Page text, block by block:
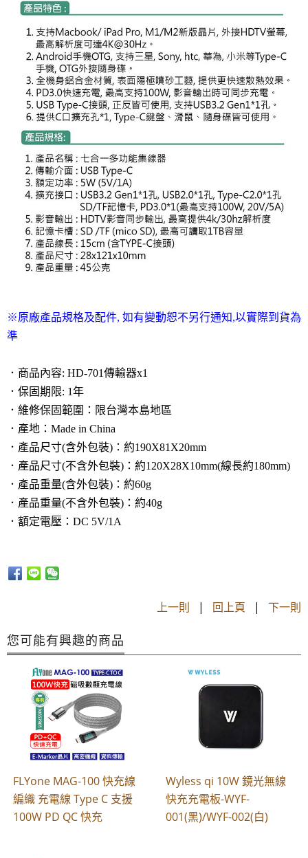
※原廠產品規格及配件, 如有變動恕不另行通知,以實際到貨為
準
．商品內容: HD-701傳輸器x1
．保固期限: 1年
．維修保固範圍：限台灣本島地區
．產地：Made in China
．產品尺寸(含外包裝)：約190X81X20mm
．產品尺寸(不含外包裝)：約120X28X10mm(線長約180mm)
．產品重量(含外包裝)：約60g
．產品重量(不含外包裝)：約40g
．額定電壓：DC 5V/1A
上一則 | 回上頁 | 下一則
您可能有興趣的商品
FLYone MAG-100 快充線
編織 充電線 Type C 支援
100W PD QC 快充
Wyless qi 10W 鏡光無線
快充充電板-WYF-
001(黑)/WYF-002(白)